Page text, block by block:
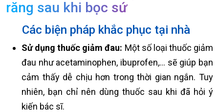
răng sau khi bọc sứ
Các biện pháp khắc phục tại nhà
Sử dụng thuốc giảm đau: Một số loại thuốc giảm
đau như acetaminophen, ibuprofen,… sẽ giúp bạn
cảm thấy dễ chịu hơn trong thời gian ngắn. Tuy
nhiên, bạn chỉ nên dùng thuốc sau khi đã hỏi ý
kiến bác sĩ.